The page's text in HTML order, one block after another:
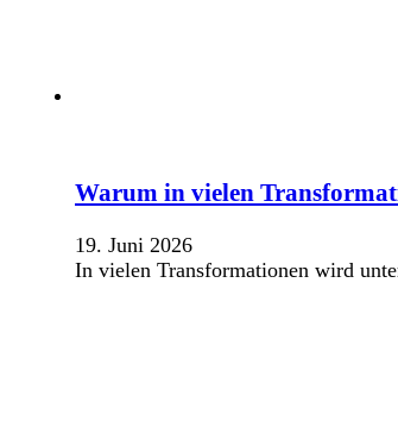
Warum in vielen
19. Juni 2026
In vielen Transformationen wird